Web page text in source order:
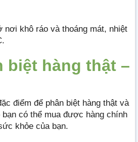
nơi khô ráo và thoáng mát, nhiệt
biệt hàng thật –
điểm để phân biệt hàng thật và
bạn có thể mua được hàng chính
khỏe của bạn.